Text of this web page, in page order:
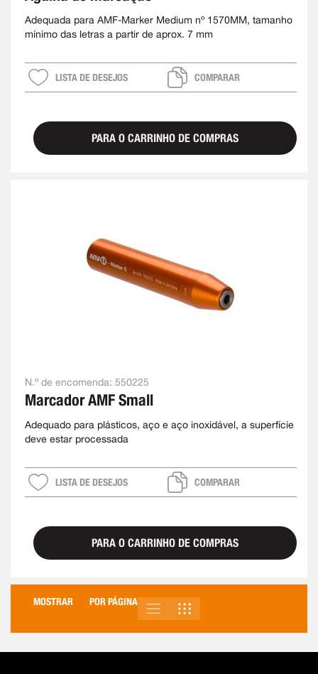
Adequada para AMF-Marker Medium nº 1570MM, tamanho
mínimo das letras a partir de aprox. 7 mm
LISTA DE DESEJOS COMPARAR
PARA O CARRINHO DE COMPRAS
N.º de encomenda: 550225
Marcador AMF Small
Adequado para plásticos, aço e aço inoxidável, a superfície
deve estar processada
LISTA DE DESEJOS COMPARAR
PARA O CARRINHO DE COMPRAS
MOSTRAR POR PÁGINA
VER
COMO
LISTA